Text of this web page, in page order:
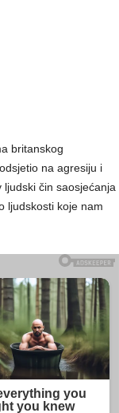
britanskog
na agresiju i
čin saosjećanja
ljudskosti koje nam